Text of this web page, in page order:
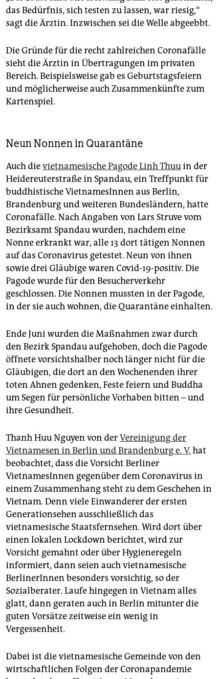
das Bedürfnis, sich testen zu lassen, war riesig,“
sagt die Ärztin. Inzwischen sei die Welle abgeebbt.
Die Gründe für die recht zahlreichen Coronafälle
sieht die Ärztin in Übertragungen im privaten
Bereich. Beispielsweise gab es Geburtstagsfeiern
und möglicherweise auch Zusammenkünfte zum
Kartenspiel.
Neun Nonnen in Quarantäne
Auch dievietnamesische Pagode Linh Thuuin der
Heidereuterstraße in Spandau, ein Treffpunkt für
buddhistische VietnamesInnen aus Berlin,
Brandenburg und weiteren Bundesländern, hatte
Coronafälle. Nach Angaben von Lars Struve vom
Bezirksamt Spandau wurden, nachdem eine
Nonne erkrankt war, alle 13 dort tätigen Nonnen
auf das Coronavirus getestet. Neun von ihnen
sowie drei Gläubige waren Covid-19-positiv. Die
Pagode wurde für den Besucherverkehr
geschlossen. Die Nonnen mussten in der Pagode,
in der sie auch wohnen, die Quarantäne einhalten.
Ende Juni wurden die Maßnahmen zwar durch
den Bezirk Spandau aufgehoben, doch die Pagode
öffnete vorsichtshalber noch länger nicht für die
Gläubigen, die dort an den Wochenenden ihrer
toten Ahnen gedenken, Feste feiern und Budd­ha
um Segen für persönliche Vorhaben bitten – und
ihre Gesundheit.
Thanh Huu Nguyen von derVereinigung der
Vietnamesen in Berlin und Brandenburg e. V. hat
beobachtet, dass die Vorsicht Berliner
VietnamesInnen gegenüber dem Coronavirus in
einem Zusammenhang steht zu dem Geschehen in
Vietnam. Denn viele Einwanderer der ersten
Generationsehen ausschließlich das
vietnamesische Staatsfernsehen. Wird dort über
einen lokalen Lockdown berichtet, wird zur
Vorsicht gemahnt oder über Hygieneregeln
informiert, dann seien auch vietnamesische
BerlinerInnen besonders vorsichtig, so der
Sozialberater. Laufe hingegen in Vietnam alles
glatt, dann geraten auch in Berlin mitunter die
guten Vorsätze zeitweise ein wenig in
Vergessenheit.
Dabei ist die vietnamesische Gemeinde von den
wirtschaftlichen Folgen der Coronapandemie